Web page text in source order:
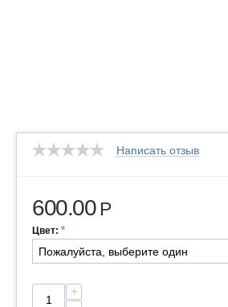
Написать отзыв
600.00 Р
Цвет:
+